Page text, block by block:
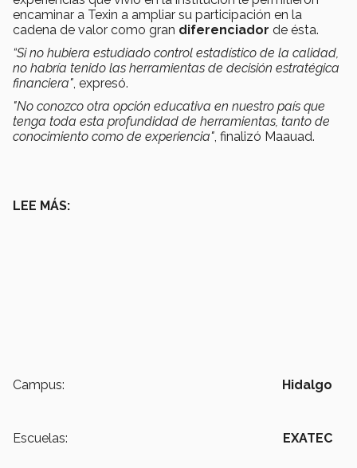
encaminar a Texin a ampliar su participación en la
cadena de valor como gran diferenciador de ésta.
“Si no hubiera estudiado control estadístico de la calidad,
no habría tenido las herramientas de decisión estratégica
financiera" , expresó.
"No conozco otra opción educativa en nuestro país que
tenga toda esta profundidad de herramientas, tanto de
conocimiento como de experiencia" , finalizó Maauad.
LEE MÁS:
Campus: Hidalgo
Escuelas: EXATEC